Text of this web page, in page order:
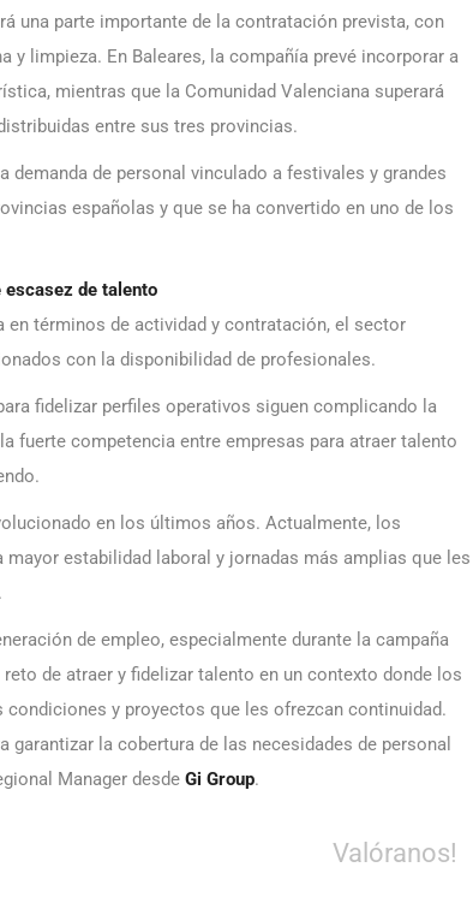
una parte importante de la contratación prevista, con
y limpieza. En Baleares, la compañía prevé incorporar a
mientras que la Comunidad Valenciana superará
entre sus tres provincias.
demanda de personal vinculado a festivales y grandes
españolas y que se ha convertido en uno de los
de talento
términos de actividad y contratación, el sector
con la disponibilidad de profesionales.
fidelizar perfiles operativos siguen complicando la
fuerte competencia entre empresas para atraer talento
en los últimos años. Actualmente, los
estabilidad laboral y jornadas más amplias que les
de empleo, especialmente durante la campaña
de atraer y fidelizar talento en un contexto donde los
y proyectos que les ofrezcan continuidad.
la cobertura de las necesidades de personal
Manager desde Gi Group.
Valóranos!